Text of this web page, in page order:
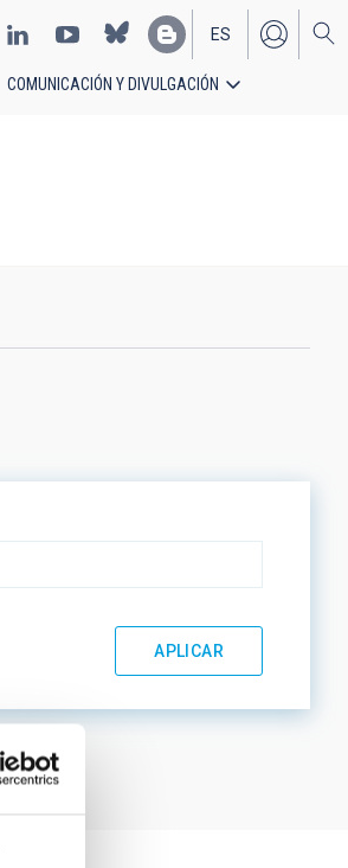
EN
ES
COMUNICACIÓN Y DIVULGACIÓN